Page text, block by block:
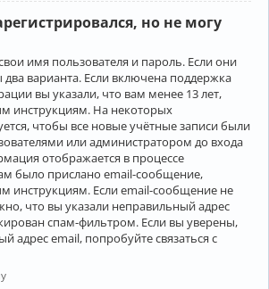
но не могу
имя пользователя и пароль. Если они
варианта. Если включена поддержка
вы указали, что вам менее 13 лет,
инструкциям. На некоторых
чтобы все новые учётные записи были
или администратором до входа
отображается в процессе
было прислано email-сообщение,
инструкциям. Если email-сообщение не
что вы указали неправильный адрес
спам-фильтром. Если вы уверены,
адрес email, попробуйте связаться с